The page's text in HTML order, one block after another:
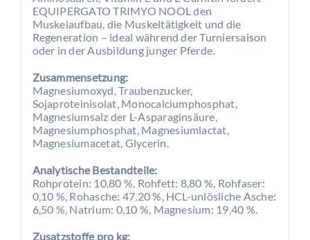
EQUIPERGATO TRIMYO NOOL den
Muskelaufbau, die Muskeltätigkeit und die
Regeneration – ideal während der Turniersaison
oder in der Ausbildung junger Pferde.
Zusammensetzung:
Magnesiumoxyd, Traubenzucker,
Sojaproteinisolat, Monocalciumphosphat,
Magnesiumsalz der L-Asparaginsäure,
Magnesiumphosphat, Magnesiumlactat,
Magnesiumacetat, Glycerin.
Analytische Bestandteile:
Rohprotein: 10,80 %, Rohfett: 8,80 %, Rohfaser:
0,10 %, Rohasche: 47,20 %, HCL-unlösliche Asche:
6,50 %, Natrium: 0,10 %, Magnesium: 19,40 %.
Zusatzstoffe pro kg: